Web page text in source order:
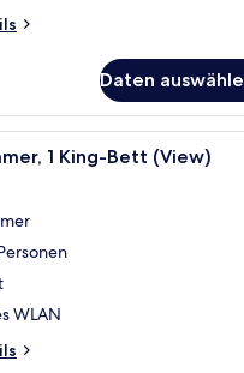
Daten
Ein
1 King-Bett (View)
WLAN